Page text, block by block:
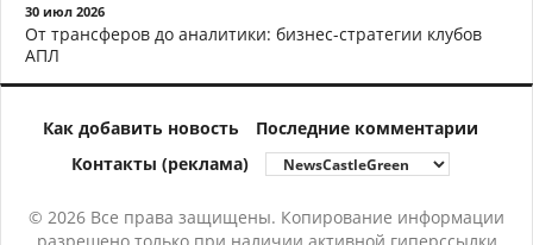
30 июл 2026
От трансферов до аналитики: бизнес-стратегии клубов
АПЛ
Как добавить новость
Последние комментарии
Контакты (реклама)
© 2026 Все права защищены. Копирование информации